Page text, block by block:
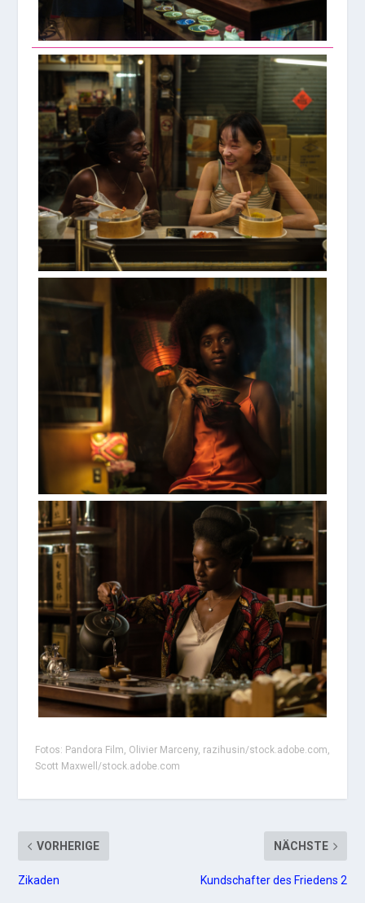
Fotos: Pandora Film, Olivier Marceny, razihusin/stock.adobe.com,
Scott Maxwell/stock.adobe.com
VORHERIGE
Zikaden
NÄCHSTE
Kundschafter des Friedens 2